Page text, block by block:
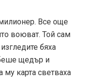
Все още
воюват. Той сам
бяха
щедър и
му карта светваха